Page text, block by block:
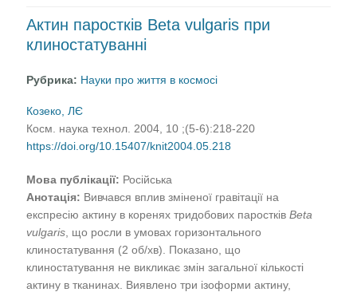
Актин паростків Beta vulgaris при
клиностатуванні
Рубрика: Науки про життя в космосі
Козеко, ЛЄ
Косм. наука технол. 2004, 10 ;(5-6):218-220
https://doi.org/10.15407/knit2004.05.218
Мова публікації: Російська
Анотація: Вивчався вплив зміненої гравітації на
експресію актину в коренях тридобових паростківBeta
vulgaris , що росли в умовах горизонтального
клиностатування (2 об/хв). Показано, що
клиностатування не викликає змін загальної кількості
актину в тканинах. Виявлено три ізоформи актину,